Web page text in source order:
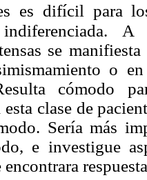
es difícil para
indiferenciada. A
se
o
cómodo
clase de
Sería más
e investigue
encontrara